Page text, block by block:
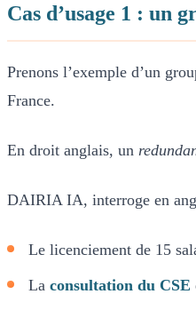
Cas d’usage 1 : un
Prenons l’exemple d’un
France.
En droit anglais, un
DAIRIA IA, interroge en
Le licenciement de 15
La consultation du CSE